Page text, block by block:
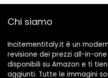
Chi siamo
Incitementitaly.it è un
revisione dei prezzi all-in-
disponibili su Amazon e ti
aggiunti. Tutte le immagini